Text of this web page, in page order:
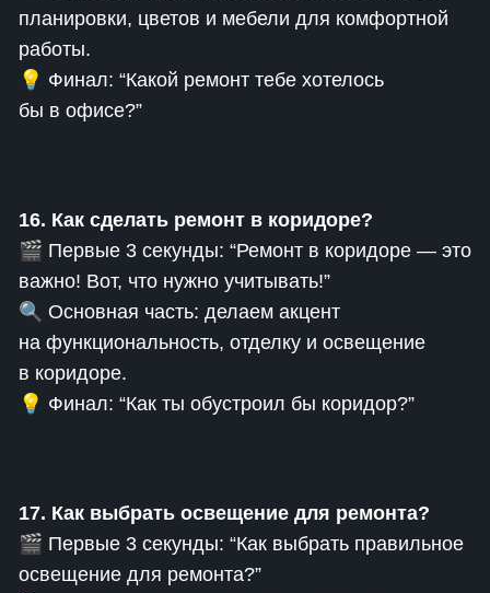
планировки, цветов и мебели для комфортной
работы.
💡 Финал: “Какой ремонт тебе хотелось
бы в офисе?”
16. Как сделать ремонт в коридоре?
🎬 Первые 3 секунды: “Ремонт в коридоре — это
важно! Вот, что нужно учитывать!”
🔍 Основная часть: делаем акцент
на функциональность, отделку и освещение
в коридоре.
💡 Финал: “Как ты обустроил бы коридор?”
17. Как выбрать освещение для ремонта?
🎬 Первые 3 секунды: “Как выбрать правильное
освещение для ремонта?”